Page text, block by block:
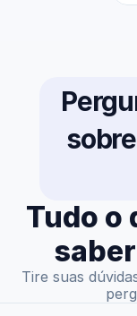
Tudo o
Tire suas